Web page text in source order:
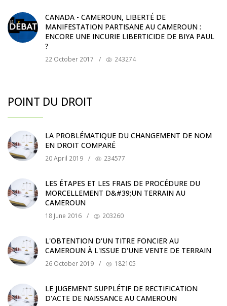
CANADA - CAMEROUN, LIBERTÉ DE
MANIFESTATION PARTISANE AU CAMEROUN :
ENCORE UNE INCURIE LIBERTICIDE DE BIYA PAUL
?
22 October 2017 / 243274
POINT DU DROIT
LA PROBLÉMATIQUE DU CHANGEMENT DE NOM
EN DROIT COMPARÉ
20 April 2019 / 234577
LES ÉTAPES ET LES FRAIS DE PROCÉDURE DU
MORCELLEMENT D&#39;UN TERRAIN AU
CAMEROUN
18 June 2016 / 203260
L'OBTENTION D'UN TITRE FONCIER AU
CAMEROUN À L'ISSUE D'UNE VENTE DE TERRAIN
26 October 2019 / 182105
LE JUGEMENT SUPPLÉTIF DE RECTIFICATION
D'ACTE DE NAISSANCE AU CAMEROUN